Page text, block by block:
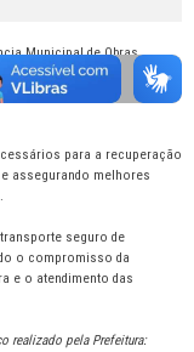
Municipal de Obras,
garantindo melhores
produtores rurais que
para a recuperação
assegurando melhores
seguro de
o compromisso da
e o atendimento das
realizado pela Prefeitura: